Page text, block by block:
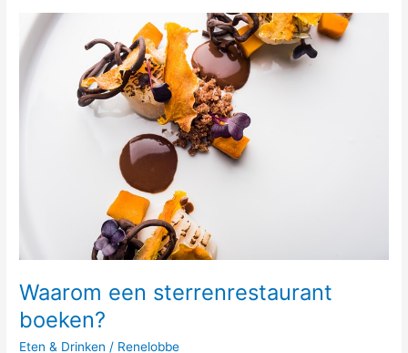
Waarom een sterrenrestaurant
boeken?
Eten & Drinken / Renelobbe
Waarom
een
sterrenrestaurant